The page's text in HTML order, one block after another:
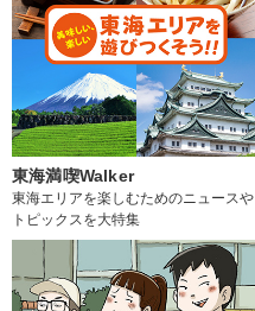
東海満喫Walker
東海エリアを楽しむためのニュースや
トピックスを大特集